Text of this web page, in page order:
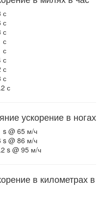
с
с
с
с
с
с
с
с
с
ускорение в ногах
s @ 65 м/ч
s @ 86 м/ч
s @ 95 м/ч
в километрах в